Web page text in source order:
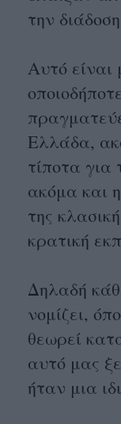
την
Αυτό είναι
Ελλάδα,
τίποτα για
ακόμα και
της
κρατική
Δηλαδή
νομίζει,
θεωρεί
αυτό μας
ήταν μια